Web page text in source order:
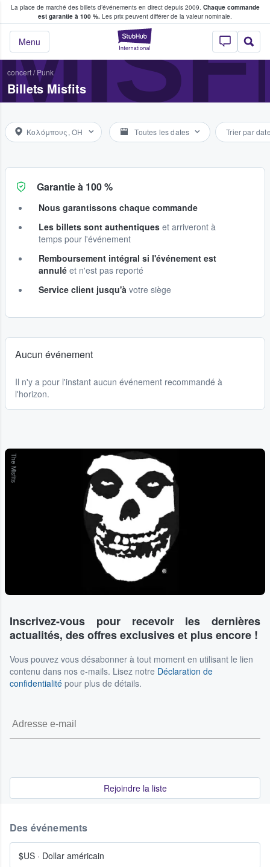
La place de marché des billets d’événements en direct depuis 2009. Chaque commande
est garantie à 100 %. Les prix peuvent différer de la valeur nominale.
StubHub - Où
Menu
fans achètent et vendent des billets
concert/Punk
Billets Misfits
Κολόμπους, OH Toutes les dates Trier par
Garantie à 100 %
Nous garantissons chaque commande
Les billets sont authentiques et arriveront à
temps pour l'événement
Remboursement intégral si l'événement est
annulé et n'est pas reporté
Service client jusqu'à votre siège
Aucun événement
Il n'y a pour l'instant aucun événement recommandé à
l'horizon.
The Misfits
Inscrivez-vous pour recevoir les dernières
actualités, des offres exclusives et plus encore !
Vous pouvez vous désabonner à tout moment en utilisant le lien
contenu dans nos e-mails. Lisez notre Déclaration de
confidentialité pour plus de détails.
Rejoindre la liste
Des événements
$US · Dollar américain